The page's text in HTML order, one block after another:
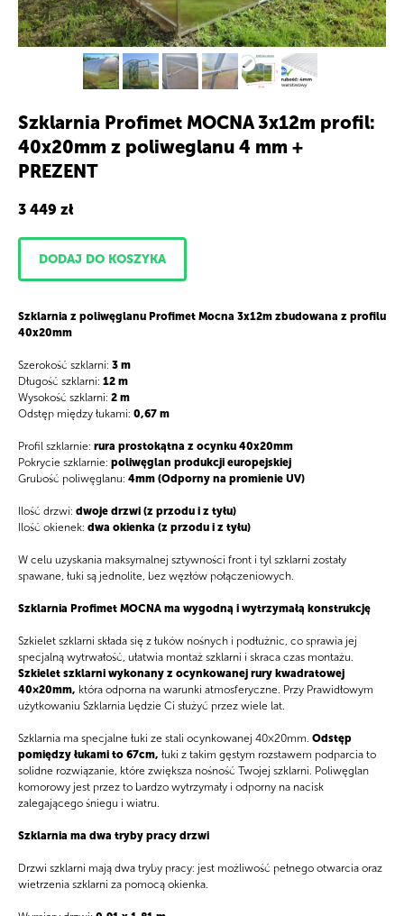
Produkty
Główna
Szklarnia Profimet MOCNA 3х12m profil:
40x20mm z poliweglanu 4 mm +
PREZENT
3 449 zł
DODAJ DO KOSZYKA
Szklarnia z poliwęglanu Profimet Mocna 3х12m zbudowana z profilu
40x20mm
Szerokość szklarni: 3 m
Długość szklarni: 12 m
Wysokość szklarni: 2 m
Odstęp między łukami: 0,67 m
Profil szklarnie: rura prostokątna z ocynku 40x20mm
Pokrycie szklarnie: poliwęglan produkcji europejskiej
Grubość poliwęglanu: 4mm (Odporny na promienie UV)
Ilość drzwi: dwoje drzwi (z przodu i z tyłu)
Ilość okienek: dwa okienka (z przodu i z tyłu)
W celu uzyskania maksymalnej sztywności front i tyl szklarni zostały
spawane, łuki są jednolite, bez węzłów połączeniowych.
Szklarnia Profimet MOCNA ma wygodną i wytrzymałą konstrukcję
Szkielet szklarni składa się z łuków nośnych i podłużnic, co sprawia jej
specjalną wytrwałość, ułatwia montaż szklarni i skraca czas montażu.
Szkielet szklarni wykonany z ocynkowanej rury kwadratowej
40×20mm, która odporna na warunki atmosferyczne. Przy Prawidłowym
użytkowaniu Szklarnia będzie Ci służyć przez wiele lat.
Szklarnia ma specjalne łuki ze stali ocynkowanej 40×20mm. Odstęp
pomiędzy łukami to 67cm, łuki z takim gęstym rozstawem podparcia to
solidne rozwiązanie, które zwiększa nośność Twojej szklarni. Poliwęglan
komorowy jest przez to bardzo wytrzymały i odporny na nacisk
zalegającego śniegu i wiatru.
Szklarnia ma dwa tryby pracy drzwi
Drzwi szklarni mają dwa tryby pracy: jest możliwość pełnego otwarcia oraz
wietrzenia szklarni za pomocą okienka.